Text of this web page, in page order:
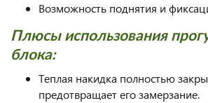
Возможность поднятия и
Плюсы использования
блока:
Теплая накидка полностью
предотвращает его замерзание.